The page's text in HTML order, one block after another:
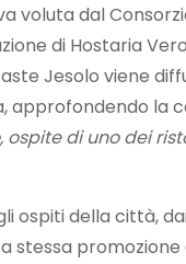
voluta dal
di Hostaria
Jesolo viene
approfondendo la
di uno dei
della città,
stessa